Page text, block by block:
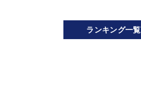
ランキング一覧